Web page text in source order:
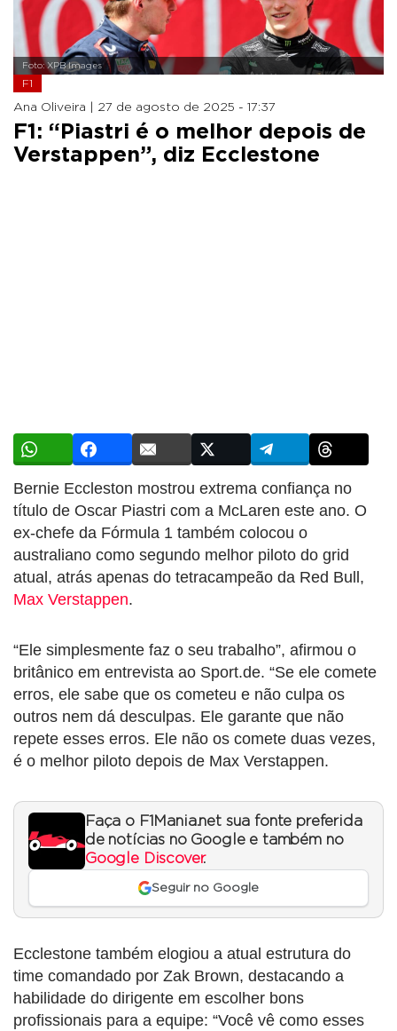
Foto: XPB Images
F1
Ana Oliveira | 27 de agosto de 2025 - 17:37
F1: “Piastri é o melhor depois de
Verstappen”, diz Ecclestone
Bernie Eccleston mostrou extrema confiança no
título de Oscar Piastri com a McLaren este ano. O
ex-chefe da Fórmula 1 também colocou o
australiano como segundo melhor piloto do grid
atual, atrás apenas do tetracampeão da Red Bull,
Max Verstappen.
“Ele simplesmente faz o seu trabalho”, afirmou o
britânico em entrevista ao Sport.de. “Se ele comete
erros, ele sabe que os cometeu e não culpa os
outros nem dá desculpas. Ele garante que não
repete esses erros. Ele não os comete duas vezes,
é o melhor piloto depois de Max Verstappen.
Faça o F1Mania.net sua fonte preferida
de notícias no Google e também no
Google Discover.
Seguir no Google
Ecclestone também elogiou a atual estrutura do
time comandado por Zak Brown, destacando a
habilidade do dirigente em escolher bons
profissionais para a equipe: “Você vê como esses